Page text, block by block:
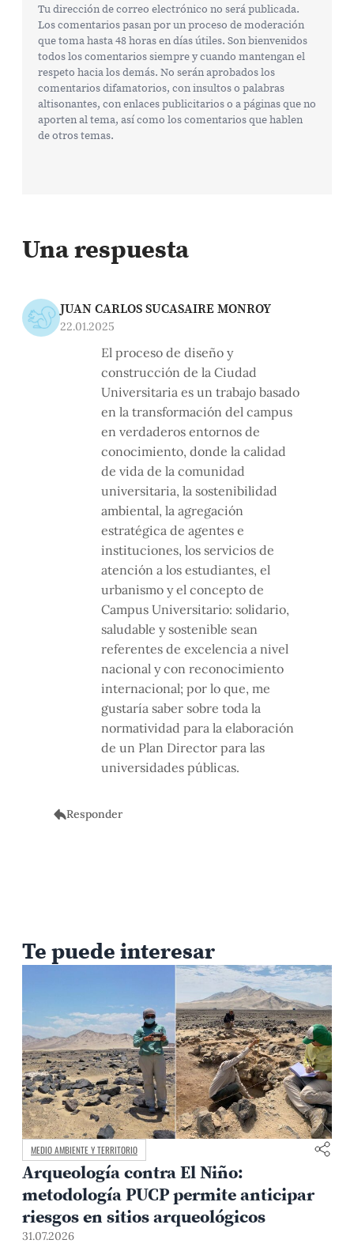
Tu dirección de correo electrónico no será publicada.
Los comentarios pasan por un proceso de moderación
que toma hasta 48 horas en días útiles. Son bienvenidos
todos los comentarios siempre y cuando mantengan el
respeto hacia los demás. No serán aprobados los
comentarios difamatorios, con insultos o palabras
altisonantes, con enlaces publicitarios o a páginas que no
aporten al tema, así como los comentarios que hablen
de otros temas.
Una respuesta
JUAN CARLOS SUCASAIRE MONROY
22.01.2025
El proceso de diseño y
construcción de la Ciudad
Universitaria es un trabajo basado
en la transformación del campus
en verdaderos entornos de
conocimiento, donde la calidad
de vida de la comunidad
universitaria, la sostenibilidad
ambiental, la agregación
estratégica de agentes e
instituciones, los servicios de
atención a los estudiantes, el
urbanismo y el concepto de
Campus Universitario: solidario,
saludable y sostenible sean
referentes de excelencia a nivel
nacional y con reconocimiento
internacional; por lo que, me
gustaría saber sobre toda la
normatividad para la elaboración
de un Plan Director para las
universidades públicas.
Responder
Te puede interesar
MEDIO AMBIENTE Y TERRITORIO
Arqueología contra El Niño:
metodología PUCP permite anticipar
riesgos en sitios arqueológicos
31.07.2026